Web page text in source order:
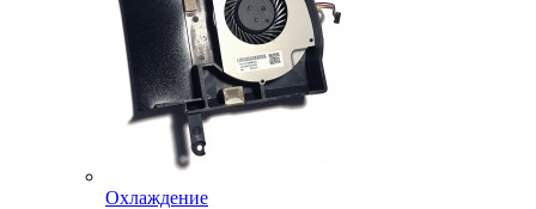
Охлаждение